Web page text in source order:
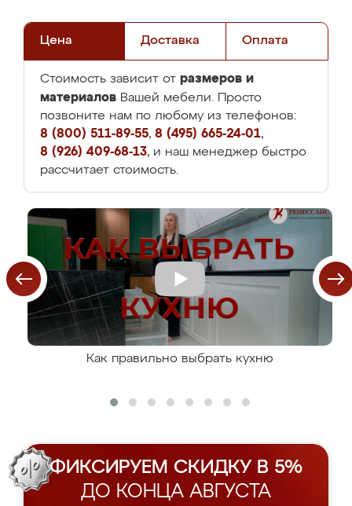
Цена Доставка Оплата
Стоимость зависит от размеров и
материалов Вашей мебели. Просто
позвоните нам по любому из телефонов:
8 (800) 511-89-55, 8 (495) 665-24-01,
8 (926) 409-68-13, и наш менеджер быстро
рассчитает стоимость.
Как правильно выбрать кухню
ФИКСИРУЕМ СКИДКУ В 5%
ДО КОНЦА АВГУСТА